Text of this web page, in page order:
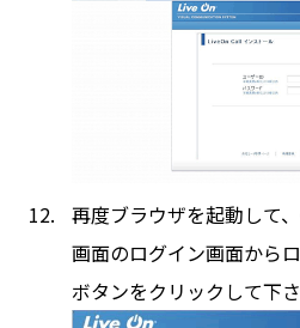
再度ブラウザを起動して
画面のログイン画面から
ボタンをクリックして下さ